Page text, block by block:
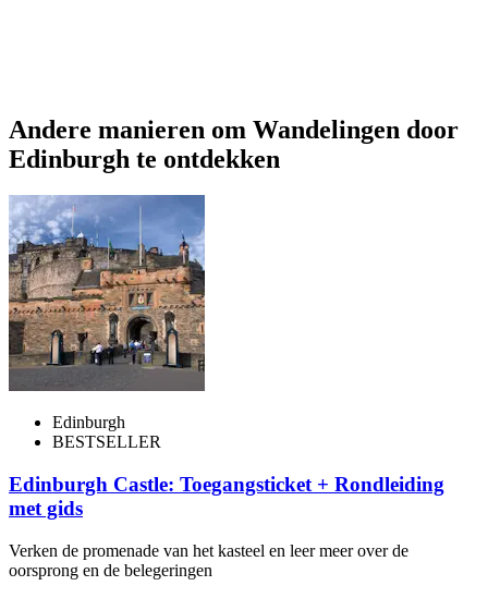
Andere manieren om Wandelingen door
Edinburgh te ontdekken
Edinburgh
BESTSELLER
Edinburgh Castle: Toegangsticket + Rondleiding
met gids
Verken de promenade van het kasteel en leer meer over de
oorsprong en de belegeringen